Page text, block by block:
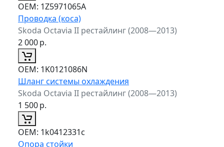
ОЕМ: 1Z5971065A
Проводка (коса)
Skoda Octavia II рестайлинг (2008—2013)
2 000р.
ОЕМ: 1K0121086N
Шланг системы охлаждения
Skoda Octavia II рестайлинг (2008—2013)
1 500р.
ОЕМ: 1k0412331c
Опора стойки